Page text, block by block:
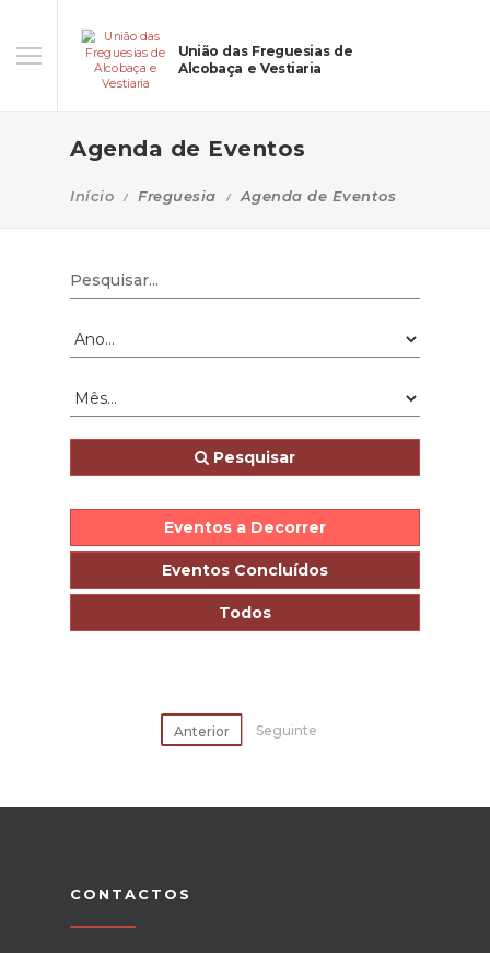
União das Freguesias de
Alcobaça e Vestiaria
Agenda de Eventos
Início Freguesia Agenda de Eventos
Pesquisar
Eventos a Decorrer
Eventos Concluídos
Todos
Anterior Seguinte
CONTACTOS